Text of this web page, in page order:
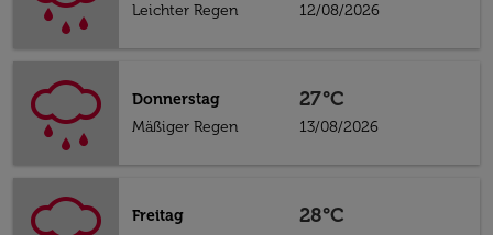
Leichter Regen
12/08/2026
Donnerstag
Mäßiger Regen
27°C
13/08/2026
Freitag
28°C